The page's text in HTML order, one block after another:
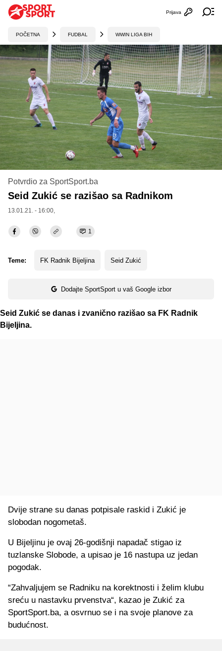
Otvori
Prijava
POČETNA FUDBAL WWIN LIGA BIH
Potvrdio za SportSport.ba
Seid Zukić se razišao sa Radnikom
13.01.21. - 16:00,
1
Teme: FK Radnik Bijeljina Seid Zukić
Dodajte SportSport u vaš Google izbor
Seid Zukić se danas i zvanično razišao sa FK Radnik
Bijeljina.
Dvije strane su danas potpisale raskid i Zukić je
slobodan nogometaš.
U Bijeljinu je ovaj 26-godišnji napadač stigao iz
tuzlanske Slobode, a upisao je 16 nastupa uz jedan
pogodak.
“Zahvaljujem se Radniku na korektnosti i želim klubu
sreću u nastavku prvenstva“, kazao je Zukić za
SportSport.ba, a osvrnuo se i na svoje planove za
budućnost.